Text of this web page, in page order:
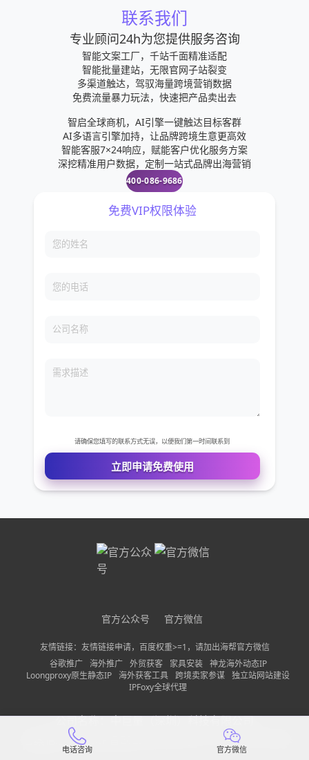
联系我们
专业顾问24h为您提供服务咨询
智能文案工厂，千站千面精准适配
智能批量建站，无限官网子站裂变
多渠道触达，驾驭海量跨境营销数据
免费流量暴力玩法，快速把产品卖出去
智启全球商机，AI引擎一键触达目标客群
AI多语言引擎加持，让品牌跨境生意更高效
智能客服7×24响应，赋能客户优化服务方案
深挖精准用户数据，定制一站式品牌出海营销
400-086-9686
免费VIP权限体验
您的姓名
请确保您填写的联系方式无误，以便我们第一时间联系到
官方公众号 官方微信
友情链接：友情链接申请，百度权重>=1，请加出海帮官方微信
谷歌推广
海外推广 外贸获客 家具安装
神龙海外动态IP
Loongproxy原生静态IP 海外获客工具 跨境卖家参谋 独立站网站建设
IPFoxy全球代理
公司名称：中巨量（深圳）科技有限公司
备案信息：粤ICP备2022150197号-13 隐私政策
电话咨询 官方微信